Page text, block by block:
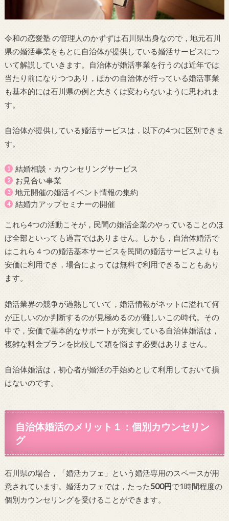
令和の恋愛塾 の管理人のかずずは石川県出身なので，地元石川
県の婚活事業をもとに自治体が提供している婚活サービスにつ
いて解説していきます。自治体が婚活事業を行うのは近年では
当たり前になりつつあり，ほかの自治体が行っている婚活事業
も基本的には石川県の例と大きくは変わらないように思われま
す。
自治体が提供している婚活サービスは，以下の4つに区別できま
す。
結婚相談・カウンセリングサービス
お見合い事業
地元開催の婚活イベント情報の集約
結婚力アップセミナーの開催
これら4つの活動こそが，民間の婚活企業のやっていることのほ
ぼ全部といっても過言ではありません。しかも，自治体婚活で
はこれら４つの婚活基本サービスを民間の婚活サービスよりも
安価に利用でき，場合によっては無料で利用できることもあり
ます。
婚活業界の競争が過熱していて，婚活情報がネットに溢れて何
が正しいのか判断するのが見極めるのが難しいこの時代。その
中で，安価で基本的なサポートが充実している自治体婚活は，
複雑な料金プランを比較して頭を悩ます必要はありません。
自治体婚活は，初心者が婚活の手始めとして利用しておいて損
はないのです。
自治体婚活のメリット１：個別カウンセリン
グ
石川県の場合，「婚活カフェ」という婚活専用のスペースが用
意されています。婚活カフェでは，たった500円で1時間程度の
個別カウンセリングを受けることができます。